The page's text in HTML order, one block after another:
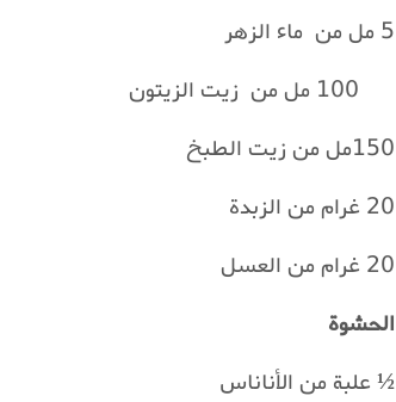
5 مل من ماء الزهر
100 مل من زيت الزيتون
150مل من زيت الطبخ
20 غرام من الزبدة
20 غرام من العسل
الحشوة
½ علبة من الأناناس